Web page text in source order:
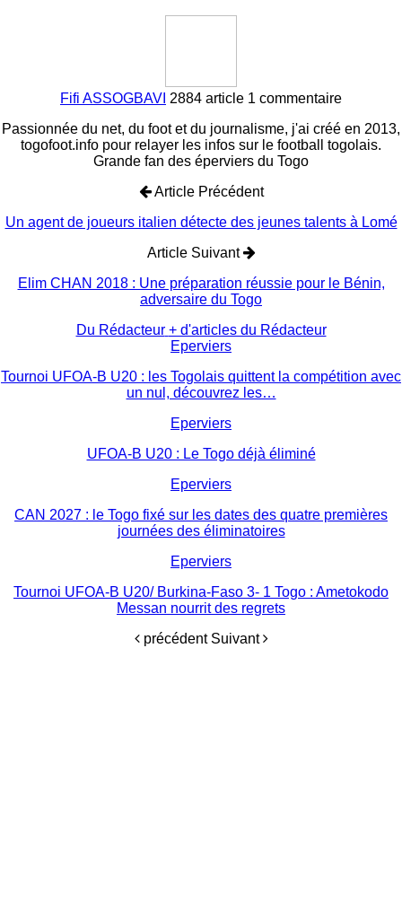
Fifi ASSOGBAVI 2884 article 1 commentaire
Passionnée du net, du foot et du journalisme, j'ai créé en 2013,
togofoot.info pour relayer les infos sur le football togolais.
Grande fan des éperviers du Togo
Article Précédent
Un agent de joueurs italien détecte des jeunes talents à Lomé
Article Suivant
Elim CHAN 2018 : Une préparation réussie pour le Bénin,
adversaire du Togo
Du Rédacteur + d'articles du Rédacteur
Eperviers
Tournoi UFOA-B U20 : les Togolais quittent la compétition avec
un nul, découvrez les…
Eperviers
UFOA-B U20 : Le Togo déjà éliminé
Eperviers
CAN 2027 : le Togo fixé sur les dates des quatre premières
journées des éliminatoires
Eperviers
Tournoi UFOA-B U20/ Burkina-Faso 3- 1 Togo : Ametokodo
Messan nourrit des regrets
précédent Suivant